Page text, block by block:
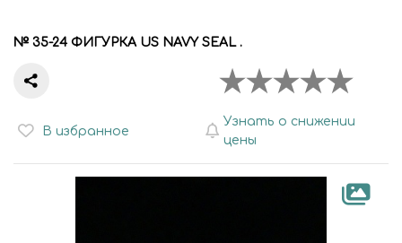
№ 35-24 ФИГУРКА US NAVY SEAL .
В избранное
Узнать о снижении
цены